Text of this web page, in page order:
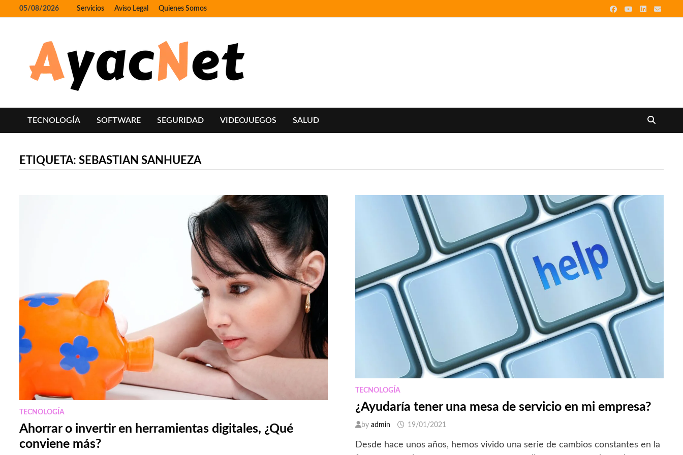
to
05/08/2026 Servicios Aviso Legal Quienes Somos
TECNOLOGÍA SOFTWARE SEGURIDAD VIDEOJUEGOS SALUD
ETIQUETA:SEBASTIAN SANHUEZA
TECNOLOGÍA
Ahorrar o invertir en herramientas digitales, ¿Qué
conviene más?
TECNOLOGÍA
¿Ayudaría tener una mesa de servicio en mi empresa?
byadmin 19/01/2021
Desde hace unos años, hemos vivido una serie de cambios constantes en la